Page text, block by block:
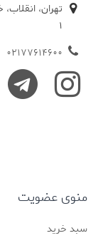
1
02177614600
منوی عضویت
سبد خرید